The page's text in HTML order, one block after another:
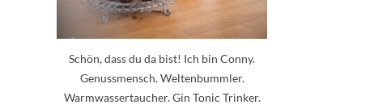
Schön, dass du da bist! Ich bin Conny.
Genussmensch. Weltenbummler.
Warmwassertaucher. Gin Tonic Trinker.